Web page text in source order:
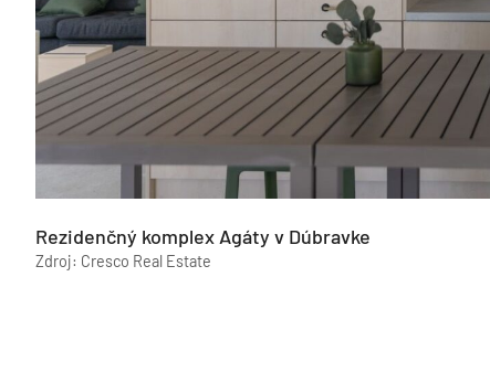
Rezidenčný komplex Agáty v Dúbravke
Zdroj: Cresco Real Estate